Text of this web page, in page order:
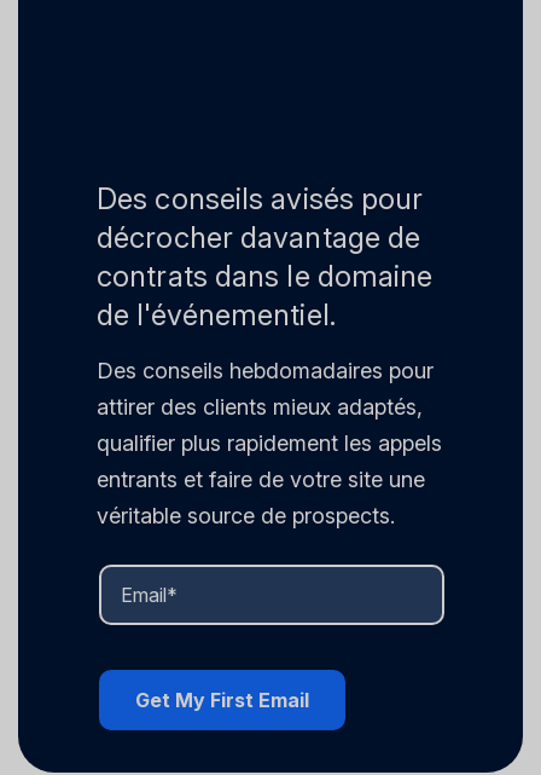
Des conseils avisés pour
décrocher davantage de
contrats dans le domaine
de l'événementiel.
Des conseils hebdomadaires pour
attirer des clients mieux adaptés,
qualifier plus rapidement les appels
entrants et faire de votre site une
véritable source de prospects.